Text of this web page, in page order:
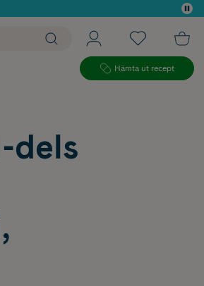
Hämta ut recept
dels